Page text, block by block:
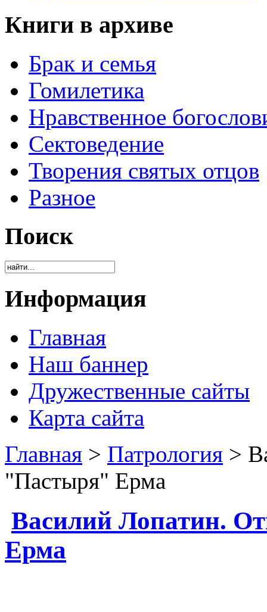
Книги в архиве
Брак и семья
Гомилетика
Нравственное
Сектоведение
Творения святых отцов
Разное
Поиск
Информация
Главная
Наш баннер
Дружественные сайты
Карта сайта
Главная > Патрология >
"Пастыря" Ерма
Василий Лопатин.
Ерма